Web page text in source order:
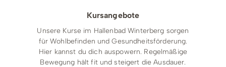
Kursangebote
Unsere Kurse im Hallenbad Winterberg sorgen
für Wohlbefinden und Gesundheitsförderung.
Hier kannst du dich auspowern. Regelmäßige
Bewegung hält fit und steigert die Ausdauer.